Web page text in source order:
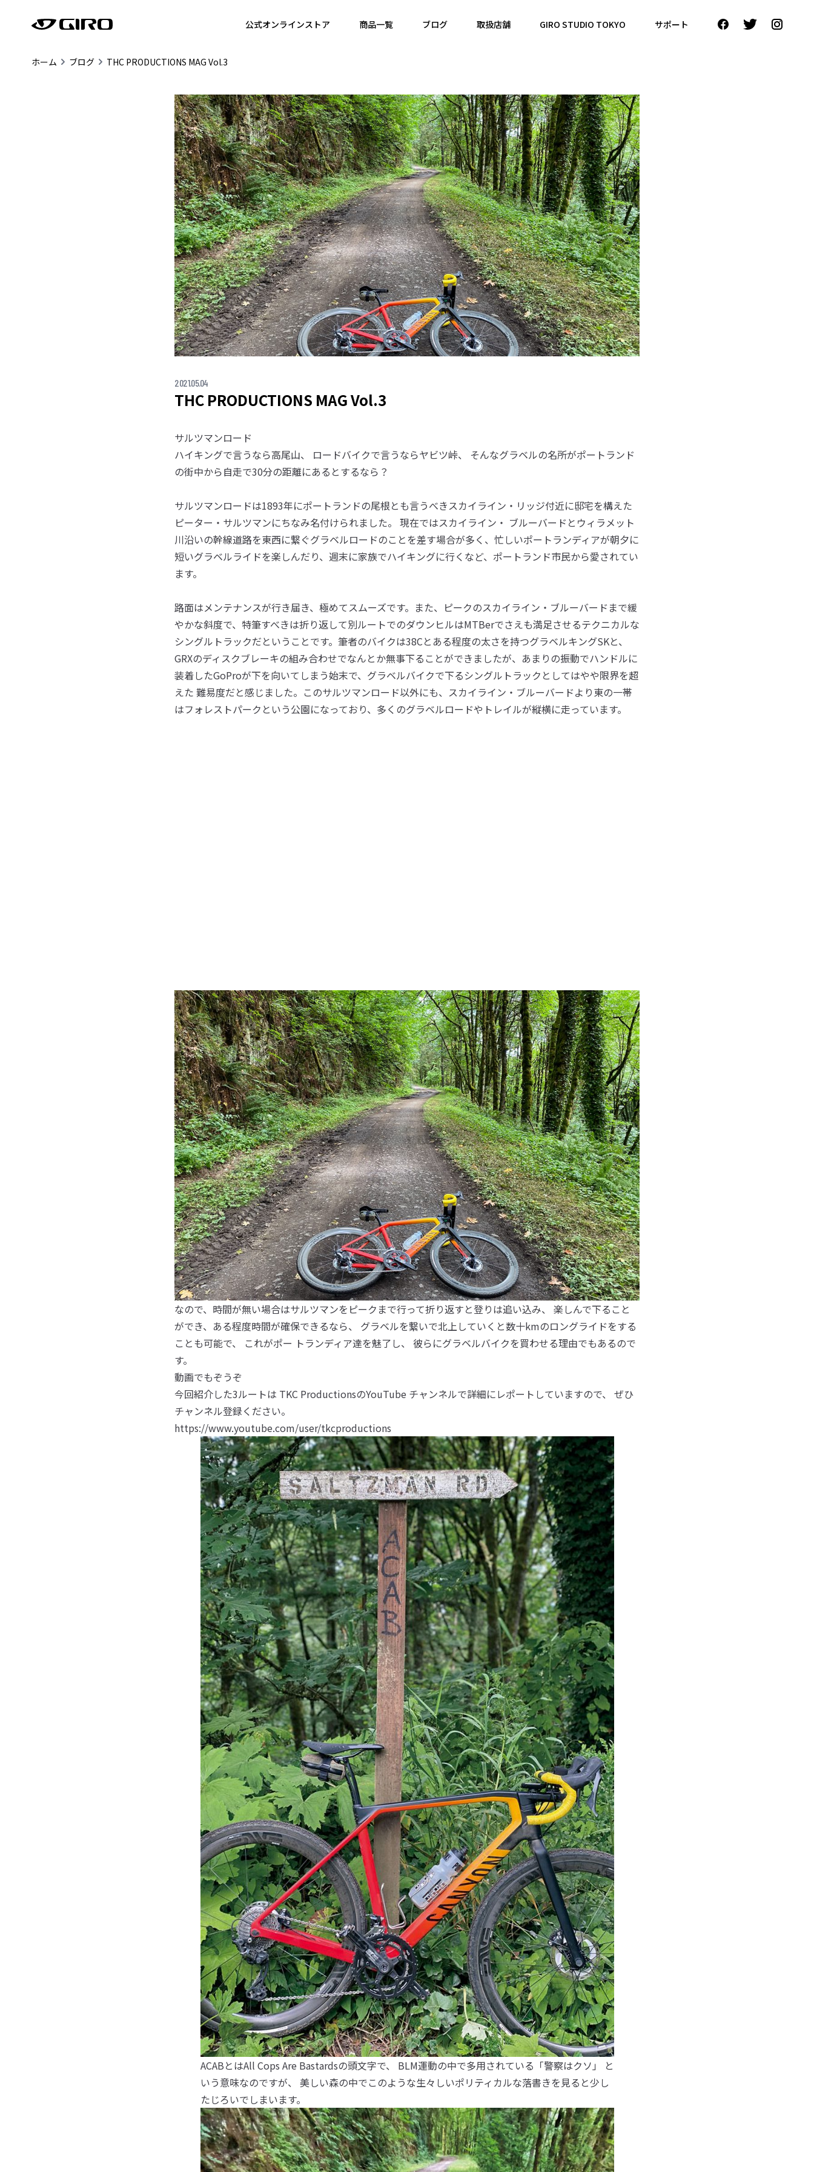
公式オンラインストア 商品一覧 ブログ 取扱店舗 GIRO STUDIO TOKYO サポート
ホーム ブログ THC PRODUCTIONS MAG Vol.3
2021.05.04
THC PRODUCTIONS MAG Vol.3
サルツマンロード
ハイキングで言うなら高尾山、 ロードバイクで言うならヤビツ峠、 そんなグラベルの名所がポートランド
の街中から自走で30分の距離にあるとするなら？
サルツマンロードは1893年にポートランドの尾根とも言うべきスカイライン・リッジ付近に邸宅を構えた
ピーター・サルツマンにちなみ名付けられました。 現在ではスカイライン・ ブルーバードとウィラメット
川沿いの幹線道路を東西に繋ぐグラベルロードのことを差す場合が多く、忙しいポートランディアが朝夕に
短いグラベルライドを楽しんだり、週末に家族でハイキングに行くなど、ポートランド市民から愛されてい
ます。
路面はメンテナンスが行き届き、極めてスムーズです。また、ピークのスカイライン・ブルーバードまで緩
やかな斜度で、特筆すべきは折り返して別ルートでのダウンヒルはMTBerでさえも満足させるテクニカルな
シングルトラックだということです。筆者のバイクは38Cとある程度の太さを持つグラベルキングSKと、
GRXのディスクブレーキの組み合わせでなんとか無事下ることができましたが、あまりの振動でハンドルに
装着したGoProが下を向いてしまう始末で、グラベルバイクで下るシングルトラックとしてはやや限界を超
えた 難易度だと感じました。このサルツマンロード以外にも、スカイライン・ブルーバードより東の一帯
はフォレストパークという公園になっており、多くのグラベルロードやトレイルが縦横に走っています。
なので、時間が無い場合はサルツマンをピークまで行って折り返すと登りは追い込み、 楽しんで下ること
ができ、ある程度時間が確保できるなら、 グラベルを繋いで北上していくと数十kmのロングライドをする
ことも可能で、 これがポー トランディア達を魅了し、 彼らにグラベルバイクを買わせる理由でもあるので
す。
動画でもぞうぞ
今回紹介した3ルートは TKC ProductionsのYouTube チャンネルで詳細にレポートしていますので、 ぜひ
チャンネル登録ください。
https://www.youtube.com/user/tkcproductions
ACABとはAll Cops Are Bastardsの頭文字で、 BLM運動の中で多用されている「警察はクソ」 と
いう意味なのですが、 美しい森の中でこのような生々しいポリティカルな落書きを見ると少し
たじろいでしまいます。